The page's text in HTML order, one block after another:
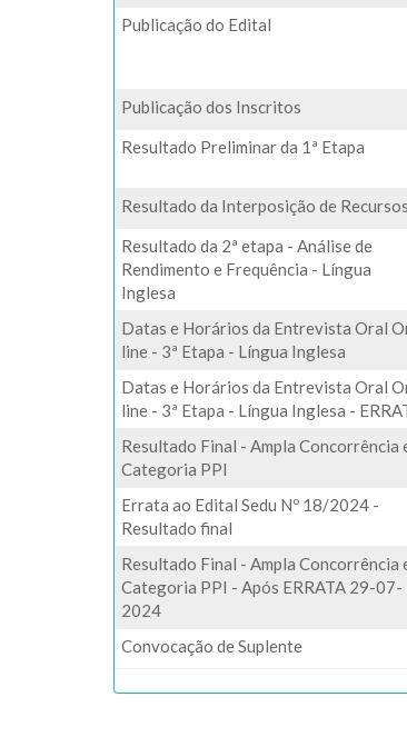
Publicação do Edital
Publicação dos Inscritos
Resultado Preliminar da 1ª Etapa
Resultado da Interposição de Recursos
Resultado da 2ª etapa - Análise de
Rendimento e Frequência - Língua
Inglesa
Datas e Horários da Entrevista Oral
line - 3ª Etapa - Língua Inglesa
Datas e Horários da Entrevista Oral
line - 3ª Etapa - Língua Inglesa -
Resultado Final - Ampla Concorrência
Categoria PPI
Errata ao Edital Sedu Nº 18/2024 -
Resultado final
Resultado Final - Ampla Concorrência
Categoria PPI - Após ERRATA 29-07-
2024
Convocação de Suplente